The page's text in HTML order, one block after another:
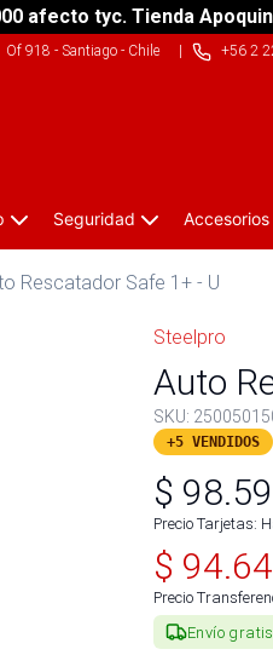
afecto tyc. Tienda
918 - Santiago - Chile| +56 2
Seguridad
Rescatador Safe 1+ - U
Steelpro
Auto
SKU:
+5 VENDIDOS
$
Precio Tarjetas:
$
Precio
Envío